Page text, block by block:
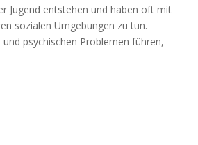
Jugend entstehen und haben oft mit
sozialen Umgebungen zu tun.
psychischen Problemen führen,